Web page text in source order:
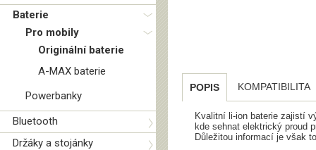
Baterie
Pro mobily
Originální baterie
A-MAX baterie
Powerbanky
Bluetooth
Držáky a stojánky
POPIS KOMPATIBILITA
Kvalitní li-ion baterie zajistí
kde sehnat elektrický proud
Důležitou informací je však